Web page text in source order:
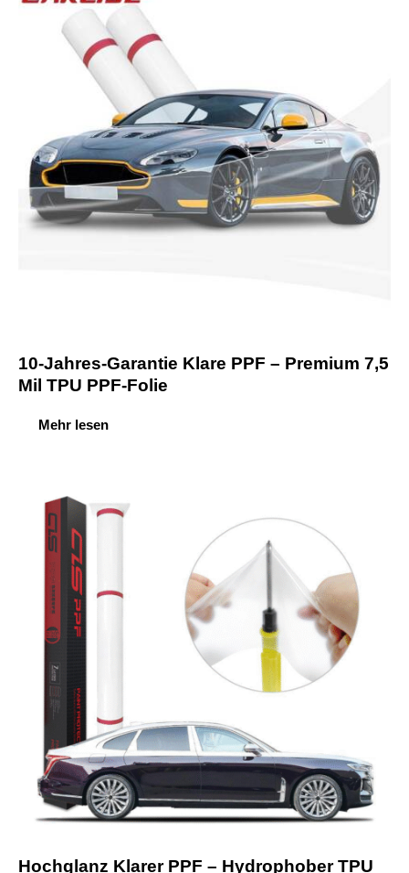
10-Jahres-Garantie Klare PPF – Premium 7,5
Mil TPU PPF-Folie
Mehr lesen
Hochglanz Klarer PPF – Hydrophober TPU